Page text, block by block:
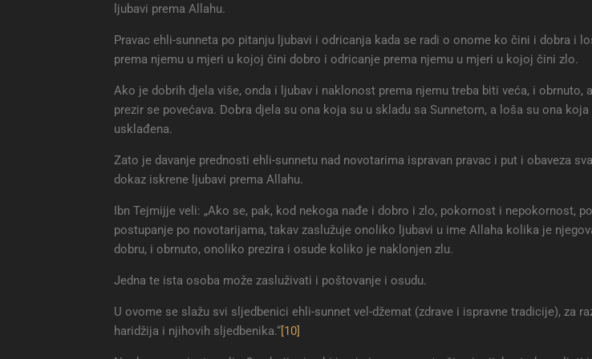
ljubavi prema Allahu.
Pravac ehli-sunneta po pitanju ljubavi i odricanja kada se radi o onome ko čini i dobra i
prema njemu u mjeri u kojoj čini dobro i odricanje prema njemu u mjeri u kojoj čini zlo.
Ako je dobrih djela više, onda i ljubav i naklonost prema njemu treba biti veća, i obrnuto,
prezir se povećava. Dobra djela su ona koja su u skladu sa Sunnetom, a loša su ona
usklađena.
Zato je davanje prednosti ehli-sunnetu nad novotarima ispravan pravac i put i obaveza
dokaz iskrene ljubavi prema Allahu.
Ibn Tejmijje veli: „Ako se, pak, kod nekoga nađe i dobro i zlo, pokornost i nepokornost,
postupanje po novotarijama, takav zaslužuje onoliko ljubavi u ime Allaha kolika je
dobru, i obrnuto, onoliko prezira i osude koliko je naklonjen zlu.
Jedna te ista osoba može zasluživati i poštovanje i osudu.
U ovome se slažu svi sljedbenici ehli-sunnet vel-džemat (zdrave i ispravne tradicije), za
haridžija i njihovih sljedbenika.“[10]